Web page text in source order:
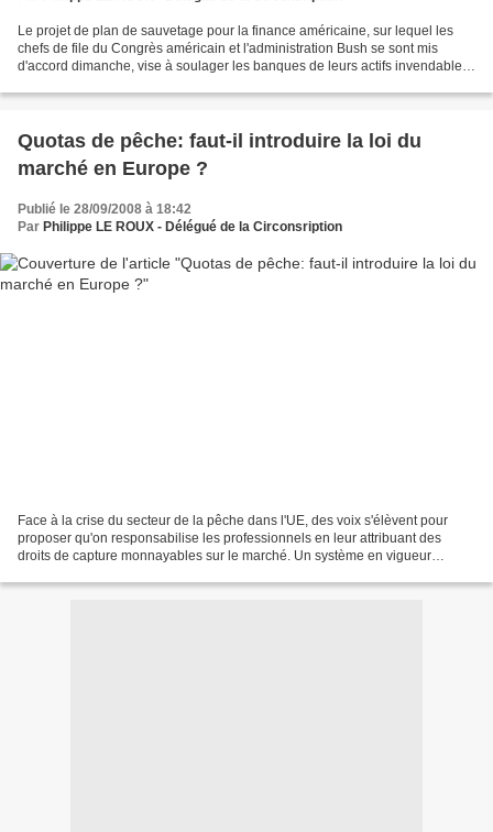
Le projet de plan de sauvetage pour la finance américaine, sur lequel les
chefs de file du Congrès américain et l'administration Bush se sont mis
d'accord dimanche, vise à soulager les banques de leurs actifs invendables.
Quotas de pêche: faut-il introduire la loi du
marché en Europe ?
Publié le 28/09/2008 à 18:42
Par Philippe LE ROUX - Délégué de la Circonsription
Face à la crise du secteur de la pêche dans l'UE, des voix s'élèvent pour
proposer qu'on responsabilise les professionnels en leur attribuant des
droits de capture monnayables sur le marché. Un système en vigueur